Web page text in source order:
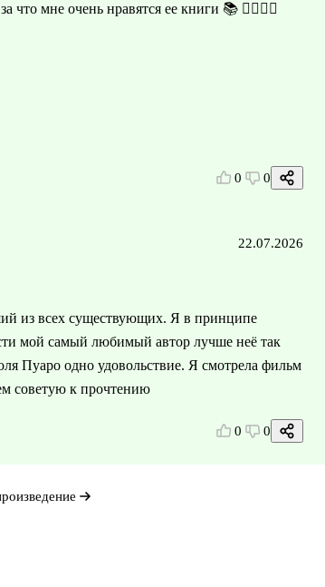
мне очень нравятся ее книги 📚 👍🏻👍🏻
0 0
22.07.2026
из всех существующих. Я в принципе
мой самый любимый автор лучше неё так
Пуаро одно удовольствие. Я смотрела фильм
советую к прочтению
0 0